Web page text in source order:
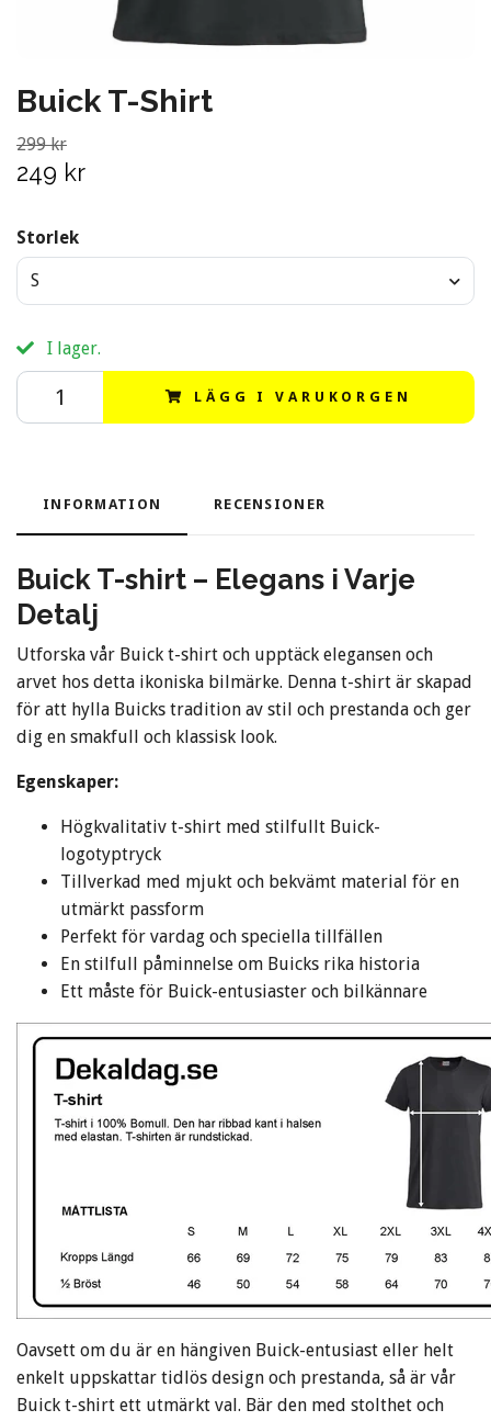
Buick T-Shirt
299 kr
249 kr
Storlek
S
I lager.
LÄGG I VARUKORGEN
INFORMATION RECENSIONER
Buick T-shirt – Elegans i Varje
Detalj
Utforska vår Buick t-shirt och upptäck elegansen och
arvet hos detta ikoniska bilmärke. Denna t-shirt är skapad
för att hylla Buicks tradition av stil och prestanda och ger
dig en smakfull och klassisk look.
Egenskaper:
Högkvalitativ t-shirt med stilfullt Buick-
logotyptryck
Tillverkad med mjukt och bekvämt material för en
utmärkt passform
Perfekt för vardag och speciella tillfällen
En stilfull påminnelse om Buicks rika historia
Ett måste för Buick-entusiaster och bilkännare
Oavsett om du är en hängiven Buick-entusiast eller helt
enkelt uppskattar tidlös design och prestanda, så är vår
Buick t-shirt ett utmärkt val. Bär den med stolthet och